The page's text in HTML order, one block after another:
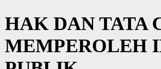
HAK DAN TATA
MEMPEROLEH